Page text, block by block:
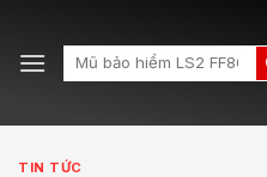
content
Search
for:
TIN TỨC